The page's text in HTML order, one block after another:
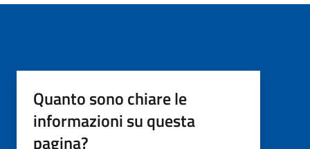
Quanto sono chiare le
informazioni su questa
pagina?